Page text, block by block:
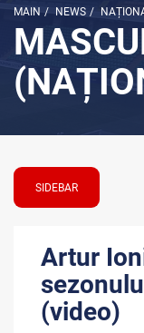
MAIN / NEWS /
SIDEBAR
Artur
(video)